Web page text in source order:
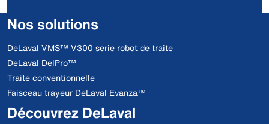
Nos solutions
DeLaval VMS™ V300 serie robot de traite
DeLaval DelPro™
Traite conventionnelle
Faisceau trayeur DeLaval Evanza™
Découvrez DeLaval